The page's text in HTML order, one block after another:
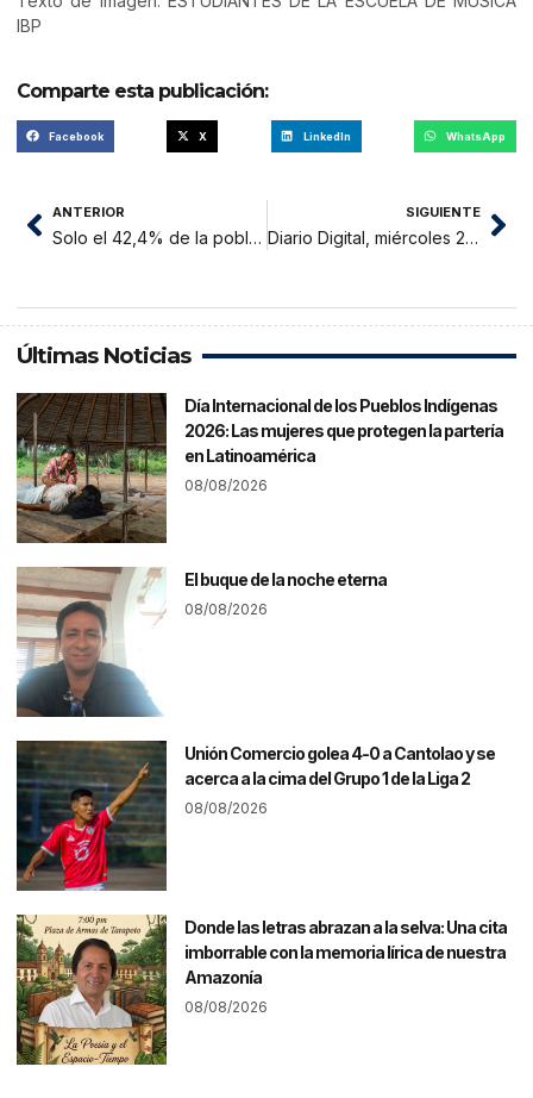
IBP
Comparte esta publicación:
Facebook X LinkedIn WhatsApp
ANTERIOR
Solo el 42,4% de la población asegurada de la jurisdicción de la Red Tarapoto, tiene su dosis completa de la vacuna contra la Covid-19
SIGUIENTE
Diario Digital, miércoles 22 de setiembre 2021
Últimas Noticias
Día Internacional de los Pueblos Indígenas
2026: Las mujeres que protegen la partería
en Latinoamérica
08/08/2026
El buque de la noche eterna
08/08/2026
Unión Comercio golea 4-0 a Cantolao y se
acerca a la cima del Grupo 1 de la Liga 2
08/08/2026
Donde las letras abrazan a la selva: Una cita
imborrable con la memoria lírica de nuestra
Amazonía
08/08/2026